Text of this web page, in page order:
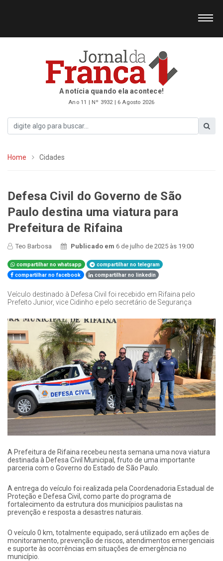
A notícia quando ela acontece!
Ano 11 | Nº 3932 | 6 Agosto 2026
Home Cidades
Defesa Civil do Governo de São
Paulo destina uma viatura para
Prefeitura de Rifaina
Teo Barbosa Publicado em6 de julho de 2025 às 19:00
compartilhar no whatsapp
compartilhar no telegram
compartilhar no facebook
compartilhar no linkedin
Veículo destinado à Defesa Civil foi recebido em Rifaina pelo
Prefeito Junior, vice Cidinho e pelo secretário de Segurança
A Prefeitura de Rifaina recebeu nesta semana uma nova viatura
destinada à Defesa Civil Municipal, fruto de uma importante
parceria com o Governo do Estado de São Paulo.
A entrega do veículo foi realizada pela Coordenadoria Estadual de
Proteção e Defesa Civil, como parte do programa de
fortalecimento da estrutura dos municípios paulistas na
prevenção e resposta a desastres naturais.
O veículo 0 km, totalmente equipado, será utilizado em ações de
monitoramento, prevenção de riscos, atendimentos emergenciais
e suporte às ocorrências em situações de emergência no
município.